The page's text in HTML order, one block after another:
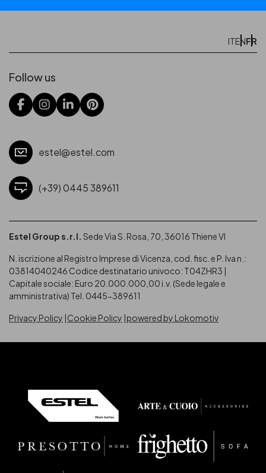
ITENFR
Follow us
estel@estel.com
(+39) 0445 389611
Estel Group s.r.l. Sede Via S. Rosa, 70, 36016 Thiene VI
N. iscrizione al Registro Imprese di Vicenza, cod. fisc. e P. Iva n.:
03814040246 Codice destinatario univoco: T04ZHR3 |
Capitale sociale: Euro 20.000.000,00 i.v. (Sede legale e
amministrativa) Tel. 0445-389611
Privacy Policy Cookie Policy powered by Lokomotiv